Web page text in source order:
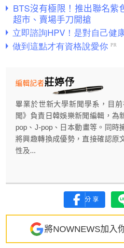
BTS沒有極限！推出聯名
超市、賣場手刀開搶
莊婷伃
編輯記者
畢業於世新大學新聞學系，目
聞》負責日韓娛樂新聞編輯，為
pop、J-pop、日本動畫等。同時
將興趣轉換成優勢，直接確認原
性及...
分享
將NOWNEWS加入